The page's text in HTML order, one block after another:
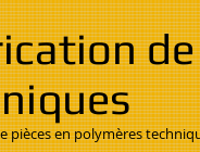
pièces en polymères